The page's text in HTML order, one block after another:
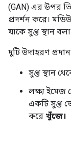
(GAN) এর উপর
প্রদর্শন করে।
যাকে সুপ্ত স্থান
দুটি উদাহরণ
সুপ্ত স্থান
লক্ষ্য ইমেজ
একটি সুপ্ত
করে খুঁজে।